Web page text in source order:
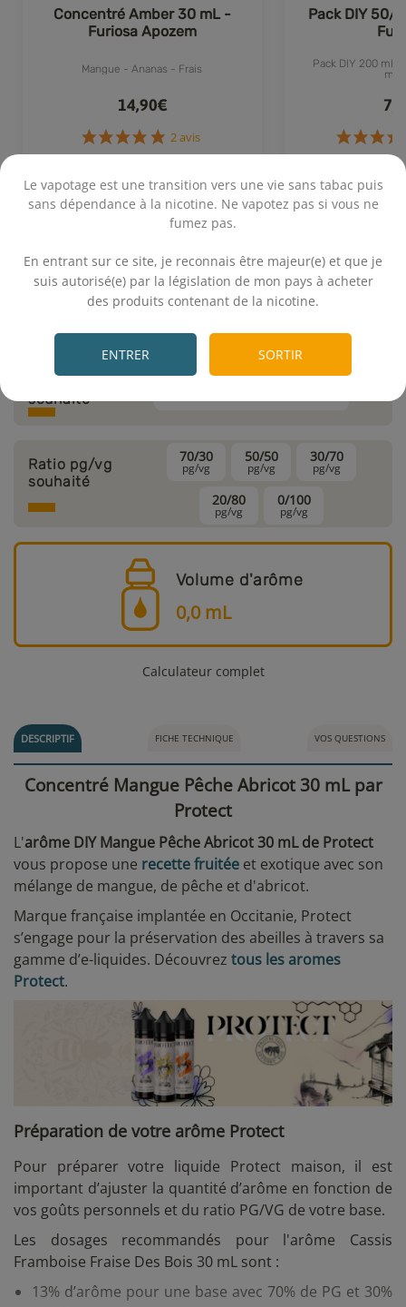
Le vapotage est une transition vers une vie sans tabac puis
sans dépendance à la nicotine. Ne vapotez pas si vous ne
fumez pas.
En entrant sur ce site, je reconnais être majeur(e) et que je
suis autorisé(e) par la législation de mon pays à acheter
des produits contenant de la nicotine.
ENTRER SORTIR
Concentré Amber 30 mL -
Furiosa Apozem
Mangue - Ananas - Frais
14,90€
2 avis
Achat rapide
Pack DIY 50/
Pack DIY 200 mL
Achat
Volume final
souhaité
+
Ratio pg/vg
souhaité
70/30
pg/vg
50/50
pg/vg
30/70
pg/vg
20/80
pg/vg
0/100
pg/vg
Volume d'arôme
0,0mL
Calculateur complet
DESCRIPTIF FICHE TECHNIQUE VOS QUESTIONS
Concentré Mangue Pêche Abricot 30 mL par
Protect
L'arôme DIY Mangue Pêche Abricot 30 mL de Protect
vous propose une recette fruitée et exotique avec son
mélange de mangue, de pêche et d'abricot.
Marque française implantée en Occitanie, Protect
s’engage pour la préservation des abeilles à travers sa
gamme d’e-liquides. Découvrez tous les aromes
Protect.
Préparation de votre arôme Protect
Pour préparer votre liquide Protect maison, il est
important d’ajuster la quantité d’arôme en fonction de
vos goûts personnels et du ratio PG/VG de votre base.
Les dosages recommandés pour l'arôme Cassis
Framboise Fraise Des Bois 30 mL sont :
13% d’arôme pour une base avec 70% de PG et 30%